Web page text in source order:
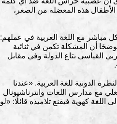
هذه المعضلة من الصغر،
مباشر مع اللغة العربية في عملهم:
أن المشكلة تكمن في ثنائية
القياسي بتاع الدولة وفي مقابل
الدونية للغة العربية. «عندنا
مع مدارس اللغات وانترناشيونال
كهوية فيقنع تلاميذه قائلًا: «لو